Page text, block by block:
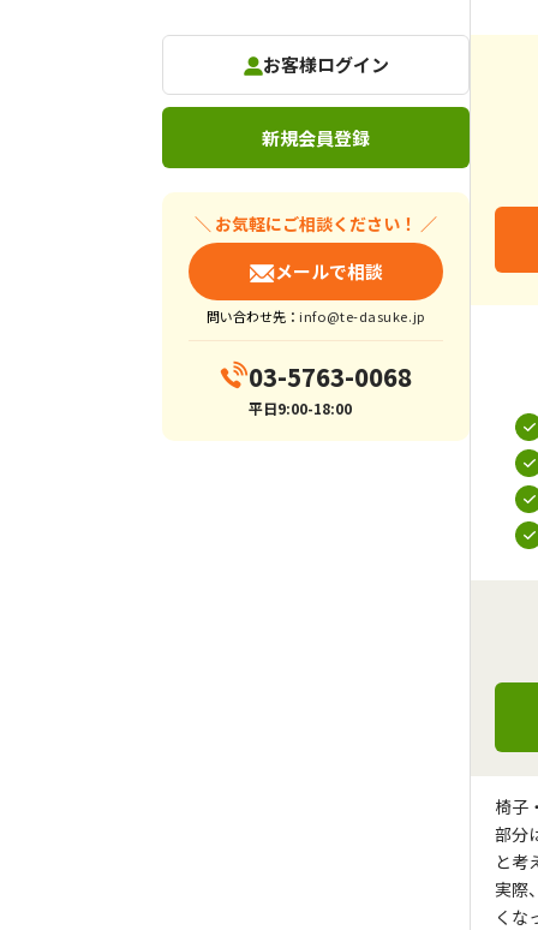
お客様ログイン
新規会員登録
＼ お気軽にご相談ください！ ／
メールで相談
問い合わせ先： info@te-dasuke.jp
03-5763-0068
平日9:00-18:00
椅子
部分
と考
実際
くな